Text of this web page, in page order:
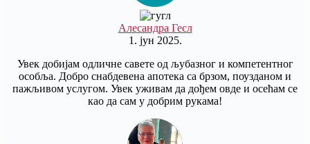
Алесандра Гесл
1. јун 2025.
Увек добијам одличне савете од љубазног и компетентног
особља. Добро снабдевена апотека са брзом, поузданом и
пажљивом услугом. Увек уживам да дођем овде и осећам се
као да сам у добрим рукама!